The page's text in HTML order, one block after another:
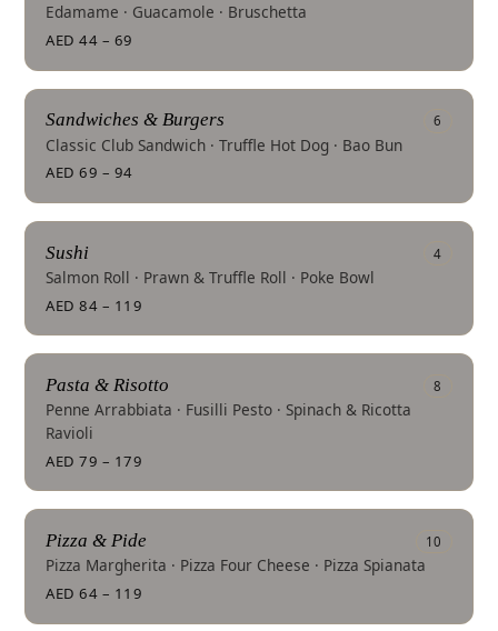
Edamame · Guacamole · Bruschetta
AED 44 – 69
Sandwiches & Burgers 6
Classic Club Sandwich · Truffle Hot Dog · Bao Bun
AED 69 – 94
Sushi 4
Salmon Roll · Prawn & Truffle Roll · Poke Bowl
AED 84 – 119
Pasta & Risotto 8
Penne Arrabbiata · Fusilli Pesto · Spinach & Ricotta
Ravioli
AED 79 – 179
Pizza & Pide 10
Pizza Margherita · Pizza Four Cheese · Pizza Spianata
AED 64 – 119